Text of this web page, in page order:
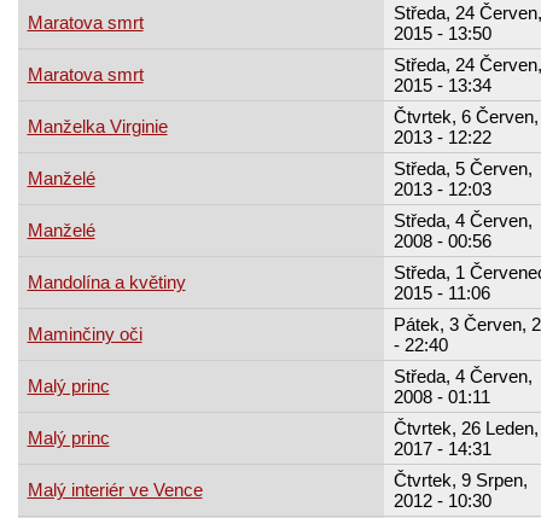
Maratova smrt
Středa, 24 Červen,
2015 - 13:50
Maratova smrt
Středa, 24 Červen,
2015 - 13:34
Manželka Virginie
Čtvrtek, 6 Červen,
2013 - 12:22
Manželé
Středa, 5 Červen,
2013 - 12:03
Manželé
Středa, 4 Červen,
2008 - 00:56
Mandolína a květiny
Středa, 1
2015 - 11:06
Maminčiny oči
Pátek, 3 Červen,
- 22:40
Malý princ
Středa, 4 Červen,
2008 - 01:11
Malý princ
Čtvrtek, 26 Leden,
2017 - 14:31
Malý interiér ve Vence
Čtvrtek, 9 Srpen,
2012 - 10:30